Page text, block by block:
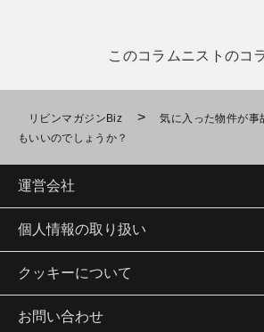
このコラムニストのコ
リビンマガジンBiz >
気に入った物件が事
もいいのでしょうか？
運営会社
個人情報の取り扱い
クッキーについて
お問い合わせ